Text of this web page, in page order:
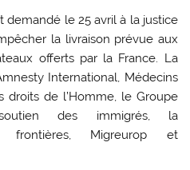
demandé le 25 avril à la justice
la livraison prévue aux
offerts par la France. La
International, Médecins
droits de l’Homme, le Groupe
des immigrés, la
frontières, Migreurop et